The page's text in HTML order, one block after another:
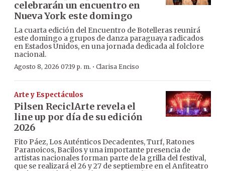
celebrarán un encuentro en
Nueva York este domingo
La cuarta edición del Encuentro de Botelleras reunirá
este domingo a grupos de danza paraguaya radicados
en Estados Unidos, en una jornada dedicada al folclore
nacional.
Agosto 8, 2026 07:19 p. m. · Clarisa Enciso
Arte y Espectáculos
Pilsen ReciclArte revela el
line up por día de su edición
2026
Fito Páez, Los Auténticos Decadentes, Turf, Ratones
Paranoicos, Bacilos y una importante presencia de
artistas nacionales forman parte de la grilla del festival,
que se realizará el 26 y 27 de septiembre en el Anfiteatro